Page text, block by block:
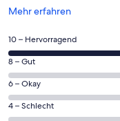
Mehr erfahren
Wird
einem
neuen
Fenster
geöffnet
4
von
insgesamt
7
Gästebewertungen
haben
10 – Hervorragend
0
von
insgesamt
7
8 – Gut
0
von
insgesamt
6 – Okay
0
4 – Schlecht